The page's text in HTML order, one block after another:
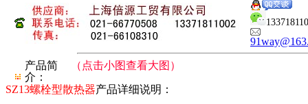
产品简
介：
（点击小图查看大图）
SZ13螺栓型散热器产品详细说明：